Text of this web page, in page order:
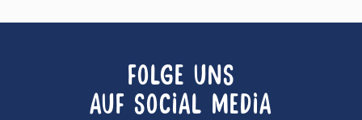
FOLGE UNS
AUF SOCIAL MEDIA